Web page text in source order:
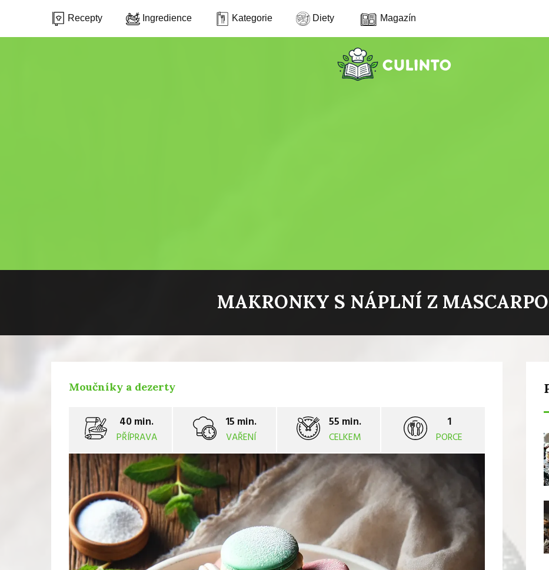
Recepty Ingredience Kategorie Diety Magazín
MAKRONKY S NÁPLNÍ Z
Moučníky a dezerty
40 min.
PŘÍPRAVA
15 min.
VAŘENÍ
55 min.
CELKEM
1
PORCE